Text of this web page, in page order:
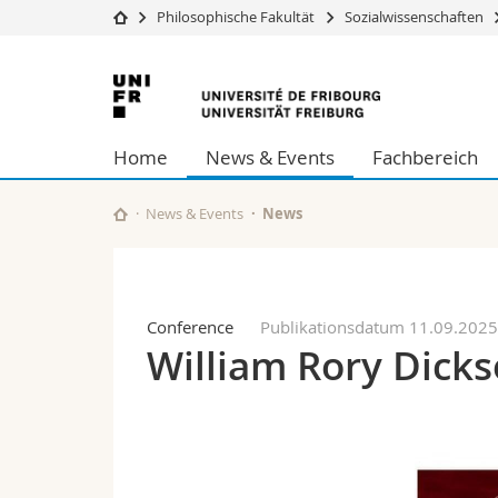
Universität
Studium
Forschung
Universität
Weiterbildung
Wirtschafts-
Philosophische
Philosophische Fakultät Sozialwissenschaften
Universität
Freiburg
Home News & Events Fachbereich
News & Events News
Conference Publikationsdatum 11.09.2025
William Rory